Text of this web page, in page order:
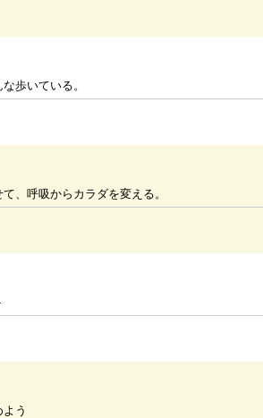
歩いている。
、呼吸からカラダを変える。
よう